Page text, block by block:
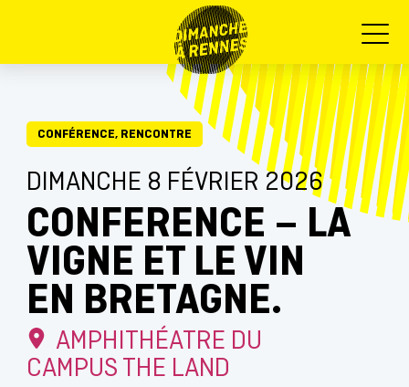
Menu
CONFÉRENCE, RENCONTRE
DIMANCHE 8 FÉVRIER 2026
CONFERENCE – LA
VIGNE ET LE VIN
EN BRETAGNE.
AMPHITHÉATRE DU
CAMPUS THE LAND